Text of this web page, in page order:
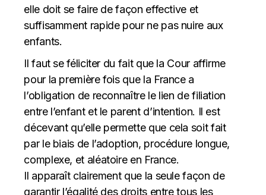
elle doit se faire de façon effective et
suffisamment rapide pour ne pas nuire aux
enfants.
Il faut se féliciter du fait que la Cour affirme
pour la première fois que la France a
l’obligation de reconnaître le lien de filiation
entre l’enfant et le parent d’intention. Il est
décevant qu’elle permette que cela soit fait
par le biais de l’adoption, procédure longue,
complexe, et aléatoire en France.
Il apparaît clairement que la seule façon de
garantir l’égalité des droits entre tous les